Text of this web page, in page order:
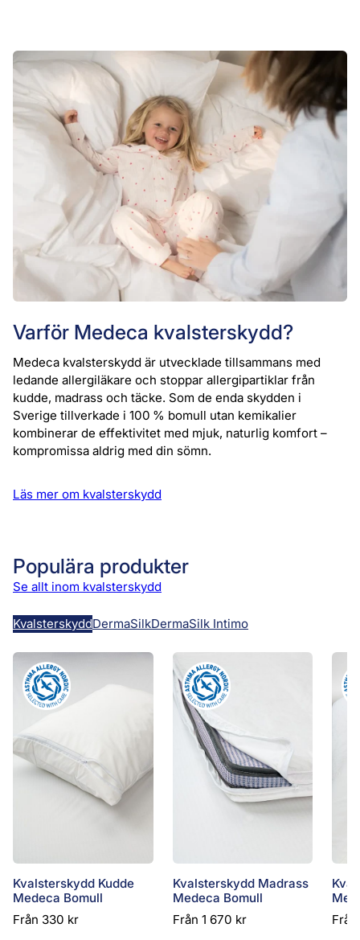
Varför Medeca kvalsterskydd?
Medeca kvalsterskydd är utvecklade tillsammans med
ledande allergiläkare och stoppar allergipartiklar från
kudde, madrass och täcke. Som de enda skydden i
Sverige tillverkade i 100 % bomull utan kemikalier
kombinerar de effektivitet med mjuk, naturlig komfort –
kompromissa aldrig med din sömn.
Läs mer om kvalsterskydd
Populära produkter
Se allt inom kvalsterskydd
KvalsterskyddDermaSilkDermaSilk Intimo
Kvalsterskydd Kudde
Medeca Bomull
Från 330 kr
Kvalsterskydd Madrass
Medeca Bomull
Från 1 670 kr